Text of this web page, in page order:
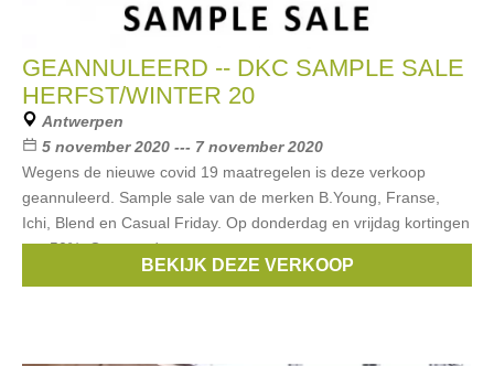
GEANNULEERD -- DKC SAMPLE SALE
HERFST/WINTER 20
Antwerpen
5 november 2020 --- 7 november 2020
Wegens de nieuwe covid 19 maatregelen is deze verkoop
geannuleerd. Sample sale van de merken B.Young, Franse,
Ichi, Blend en Casual Friday. Op donderdag en vrijdag kortingen
tot -50%. Op zaterdag
,B.Young ,Casual Friday,BLEND
BEKIJK DEZE VERKOOP